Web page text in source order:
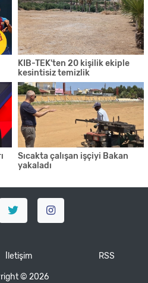
KIB-TEK'ten 20 kişilik ekiple
kesintisiz temizlik
Sıcakta çalışan işçiyi Bakan
yakaladı
İletişim RSS
© 2026